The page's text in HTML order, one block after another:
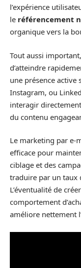
l’expérience
le référencement
organique vers la
Tout aussi
d’atteindre
une présence active
Instagram, ou
interagir
du contenu
Le marketing par e-
efficace pour
ciblage et des
traduire par un taux
L’éventualité de
comportement
améliore nettement